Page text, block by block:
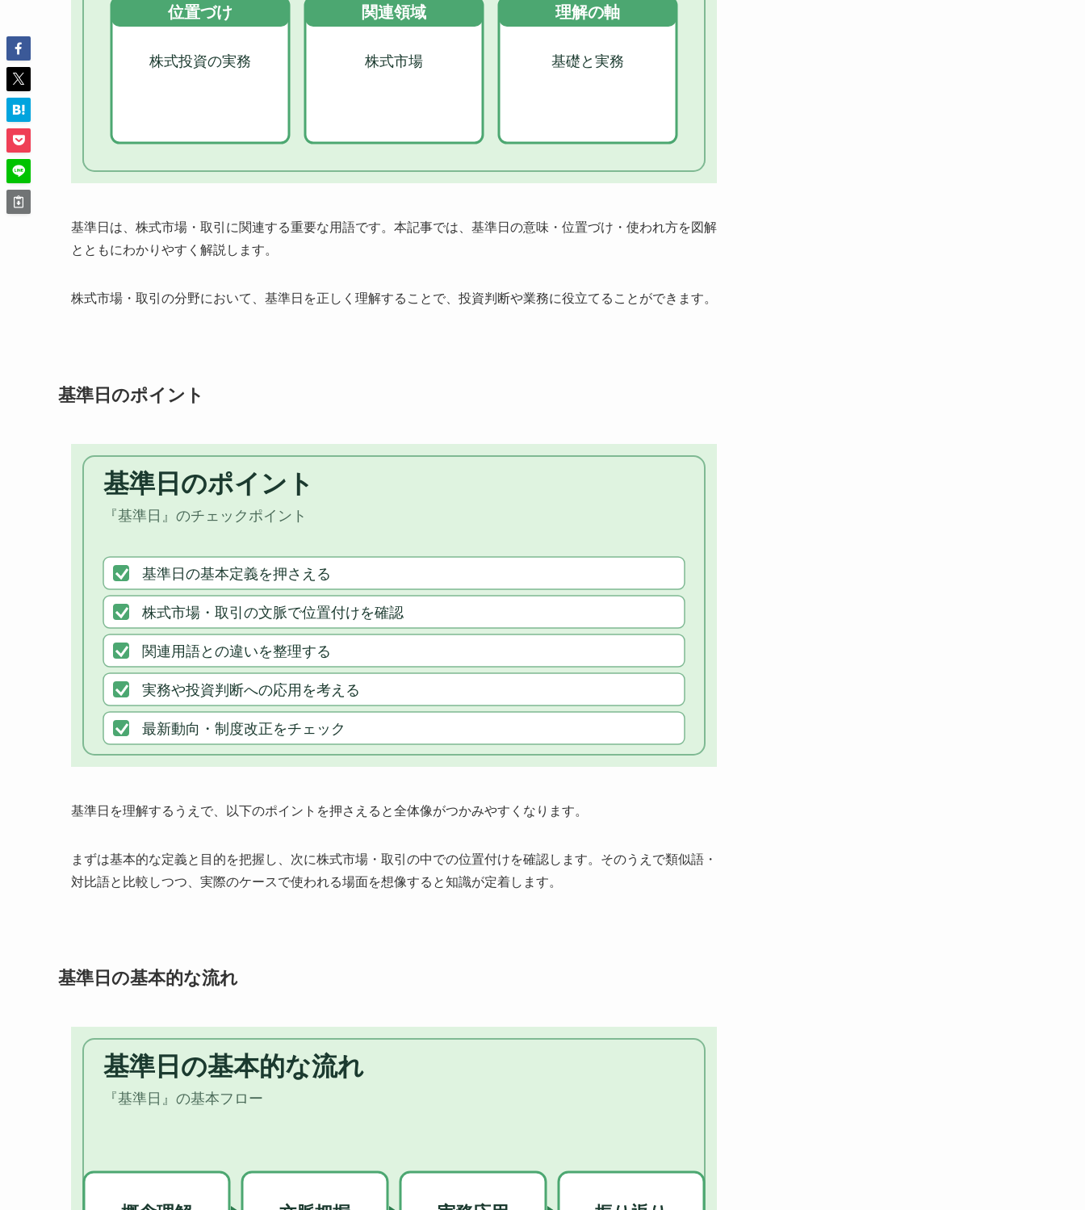
基準日は、株式市場・取引に関連する重要な用語です。本記事では、基準日の意味・位置づけ・使われ方を図解
とともにわかりやすく解説します。
株式市場・取引の分野において、基準日を正しく理解することで、投資判断や業務に役立てることができます。
基準日のポイント
基準日を理解するうえで、以下のポイントを押さえると全体像がつかみやすくなります。
まずは基本的な定義と目的を把握し、次に株式市場・取引の中での位置付けを確認します。そのうえで類似語・
対比語と比較しつつ、実際のケースで使われる場面を想像すると知識が定着します。
基準日の基本的な流れ